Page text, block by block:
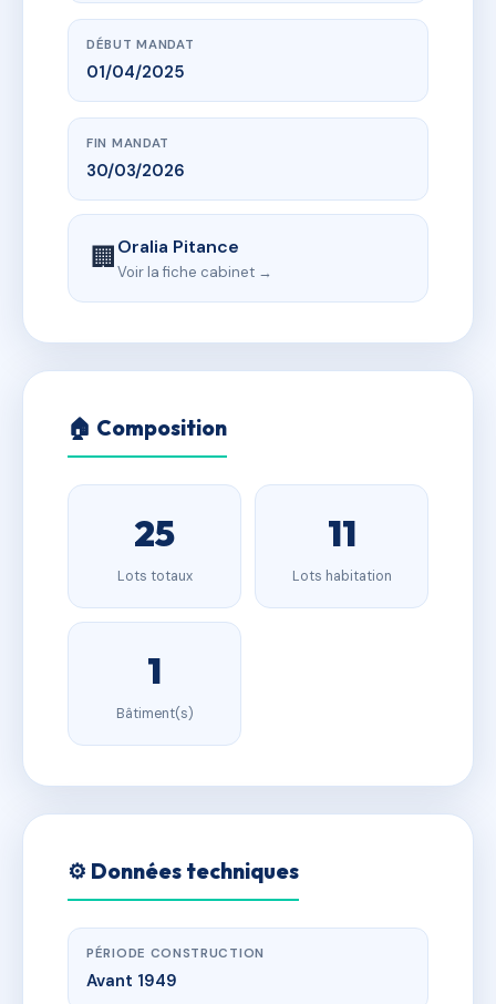
DÉBUT MANDAT
01/04/2025
FIN MANDAT
30/03/2026
🏢Oralia Pitance
Voir la fiche cabinet →
🏠 Composition
25
Lots totaux
11
Lots habitation
1
Bâtiment(s)
⚙️ Données techniques
PÉRIODE CONSTRUCTION
Avant 1949